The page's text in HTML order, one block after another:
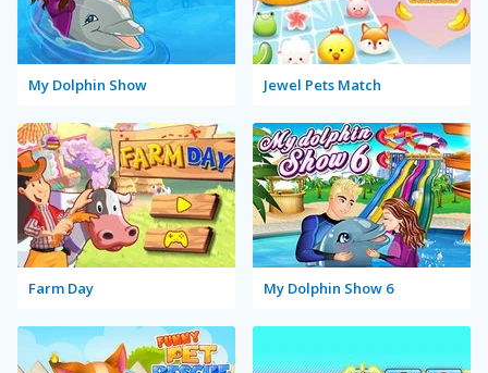
My Dolphin Show Jewel Pets Match
Farm Day My Dolphin Show 6